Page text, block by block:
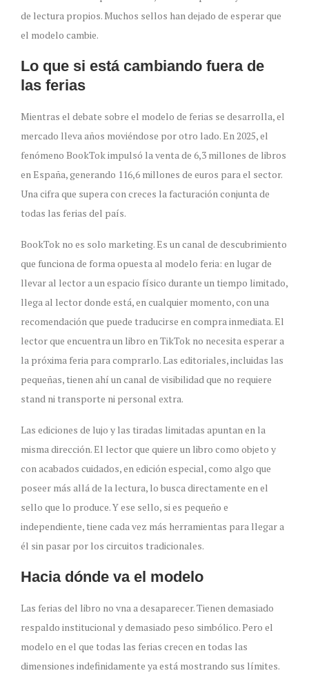
de lectura propios. Muchos sellos han dejado de esperar que
el modelo cambie.
Lo que si está cambiando fuera de
las ferias
Mientras el debate sobre el modelo de ferias se desarrolla, el
mercado lleva años moviéndose por otro lado. En 2025, el
fenómeno BookTok impulsó la venta de 6,3 millones de libros
en España, generando 116,6 millones de euros para el sector.
Una cifra que supera con creces la facturación conjunta de
todas las ferias del país.
BookTok no es solo marketing. Es un canal de descubrimiento
que funciona de forma opuesta al modelo feria: en lugar de
llevar al lector a un espacio físico durante un tiempo limitado,
llega al lector donde está, en cualquier momento, con una
recomendación que puede traducirse en compra inmediata. El
lector que encuentra un libro en TikTok no necesita esperar a
la próxima feria para comprarlo. Las editoriales, incluidas las
pequeñas, tienen ahí un canal de visibilidad que no requiere
stand ni transporte ni personal extra.
Las ediciones de lujo y las tiradas limitadas apuntan en la
misma dirección. El lector que quiere un libro como objeto y
con acabados cuidados, en edición especial, como algo que
poseer más allá de la lectura, lo busca directamente en el
sello que lo produce. Y ese sello, si es pequeño e
independiente, tiene cada vez más herramientas para llegar a
él sin pasar por los circuitos tradicionales.
Hacia dónde va el modelo
Las ferias del libro no vna a desaparecer. Tienen demasiado
respaldo institucional y demasiado peso simbólico. Pero el
modelo en el que todas las ferias crecen en todas las
dimensiones indefinidamente ya está mostrando sus límites.